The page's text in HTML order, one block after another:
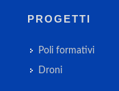
PROGETTI
Poli formativi
Droni